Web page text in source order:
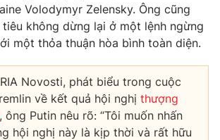
Volodymyr Zelensky. Ông cũng
tiêu không dừng lại ở một lệnh ngừng
một thỏa thuận hòa bình toàn diện.
Novosti, phát biểu trong cuộc
về kết quả hội nghị thượng
, ông Putin nêu rõ: “Tôi muốn nhấn
hội nghị này là kịp thời và rất hữu